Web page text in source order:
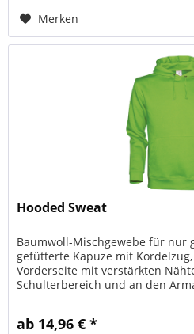
Merken
Hooded Sweat
Baumwoll-Mischgewebe für nur
gefütterte Kapuze mit
Vorderseite mit verstärkten
Schulterbereich und an den
ab 14,96 € *